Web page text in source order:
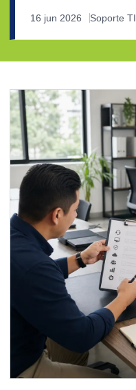
16 jun 2026 Soporte TI